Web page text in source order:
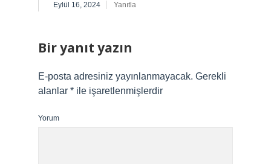
Eylül 16, 2024 Yanıtla
Bir yanıt yazın
E-posta adresiniz yayınlanmayacak. Gerekli
alanlar * ile işaretlenmişlerdir
Yorum